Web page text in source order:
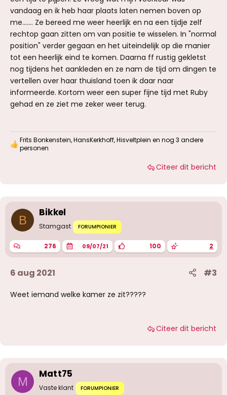
vandaag en ik heb haar plaats laten nemen boven op
me……. Ze bereed me weer heerlijk en na een tijdje zelf
rechtop gaan zitten om van positie te wisselen. In "normal
position" verder gegaan en het uiteindelijk op die manier
tot een heerlijk eind te komen. Daarna ff rustig gekletst
nog tijdens het aankleden en ze nam de tijd om dingen te
vertellen over haar thuisland toen ik daar naar
informeerde. Kortom weer een super fijne tijd met Ruby
gehad en ze ziet me zeker weer terug.
W
n
g
e
:
Frits Bonkenstein,HansKerkhoff,Hisveltplein en nog 3 andere
personen
Citeer dit bericht
B
Bikkel
Stamgast FORUMPIONIER
276 09/07/21 100 2
6 aug 2021 #3
Weet iemand welke kamer ze zit?????
Citeer dit bericht
M
Matt75
Vaste klant FORUMPIONIER